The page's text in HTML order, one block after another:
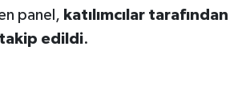
panel, katılımcılar tarafından
edildi.